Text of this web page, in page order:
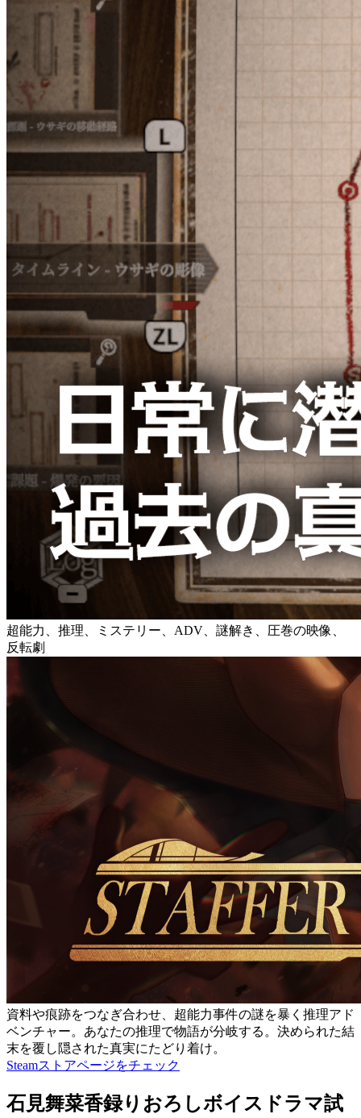
超能力、推理、ミステリー、ADV、謎解き、圧巻の映像、
反転劇
資料や痕跡をつなぎ合わせ、超能力事件の謎を暴く推理アド
ベンチャー。あなたの推理で物語が分岐する。決められた結
末を覆し隠された真実にたどり着け。
Steamストアページをチェック
石見舞菜香録りおろしボイスドラマ試